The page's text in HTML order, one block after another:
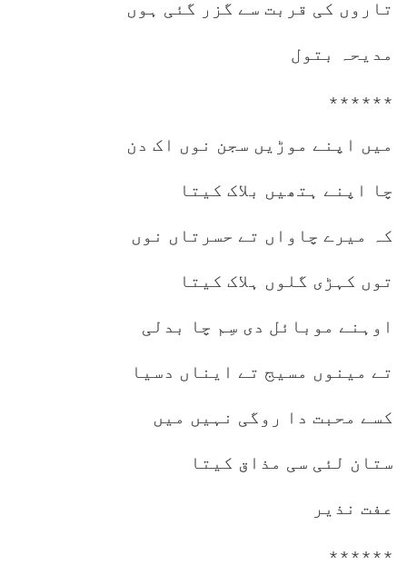
تاروں کی قربت سے گزر گئی ہوں
مدیحہ بتول
٭٭٭٭٭٭
میں اپنے موڑیں سجن نوں اک دن
چا اپنے ہتھیں بلاک کیتا
کہ میرے چاواں تے حسرتاں نوں
توں کہڑی گلوں ہلاک کیتا
اوہنے موبائل دی سِم چا بدلی
تے مینوں مسیج تے ایناں دسیا
کسے محبت دا روگی نہیں میں
ستان لئی سی مذاق کیتا
عفت نذیر
٭٭٭٭٭٭